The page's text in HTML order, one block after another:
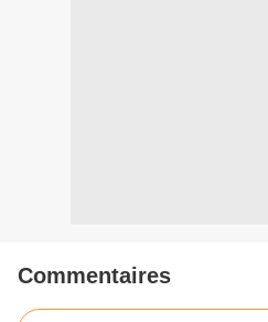
Commentaires